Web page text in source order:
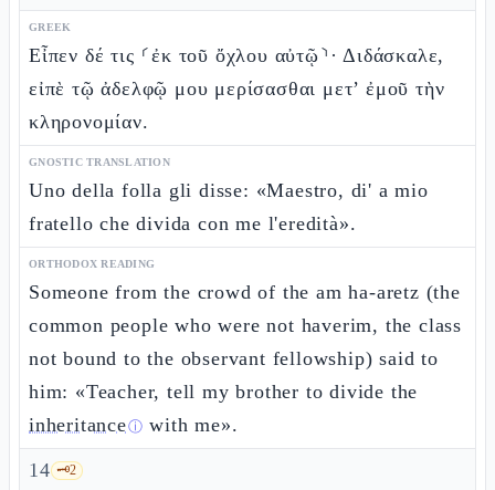
GREEK
Εἶπεν δέ τις ⸂ἐκ τοῦ ὄχλου αὐτῷ⸃· Διδάσκαλε,
εἰπὲ τῷ ἀδελφῷ μου μερίσασθαι μετ’ ἐμοῦ τὴν
κληρονομίαν.
GNOSTIC TRANSLATION
Uno della folla gli disse: «Maestro, di' a mio
fratello che divida con me l'eredità».
ORTHODOX READING
Someone from the crowd of the am ha-aretz (the
common people who were not haverim, the class
not bound to the observant fellowship) said to
him: «Teacher, tell my brother to divide the
inheritanceⓘ with me».
14 🗝️2